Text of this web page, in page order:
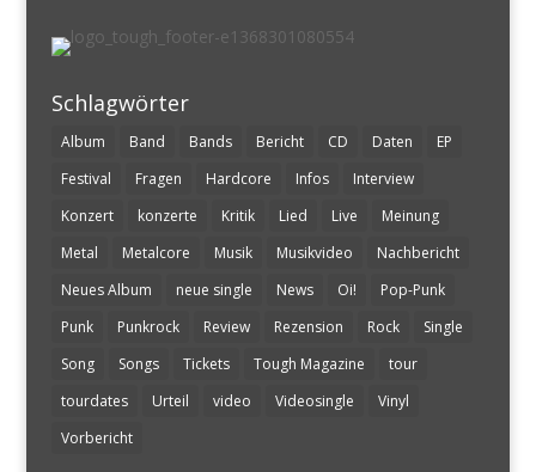
Schlagwörter
Album Band Bands Bericht CD Daten
EP
Festival
Fragen Hardcore Infos
Interview
Konzert
konzerte Kritik Lied Live
Meinung
Metal
Metalcore Musik Musikvideo
Nachbericht
Neues Album
neue single News Oi!
Pop-Punk
Punk
Punkrock Review Rezension Rock
Single
Song
Songs Tickets Tough Magazine
tour
tourdates
Urteil video Videosingle
Vinyl
Vorbericht